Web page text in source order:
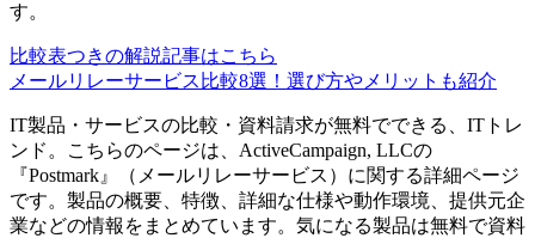
す。
比較表つきの解説記事はこちら
メールリレーサービス比較8選！選び方やメリットも紹介
IT製品・サービスの比較・資料請求が無料でできる、ITトレ
ンド。こちらのページは、 ActiveCampaign, LLCの
『Postmark 』（ メールリレーサービス ）に関する詳細ページ
です。製品の概要、特徴、詳細な仕様や動作環境、提供元企
業などの情報をまとめています。気になる製品は無料で資料